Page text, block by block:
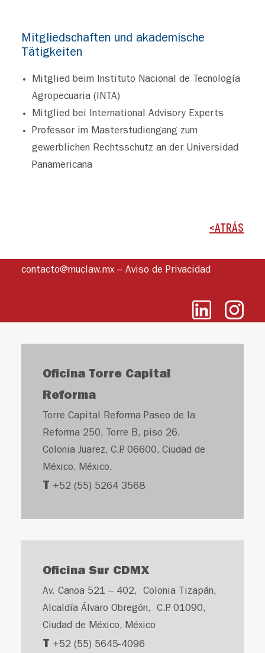
Mitgliedschaften und akademische
Tätigkeiten
Mitglied beim Instituto Nacional de Tecnología
Agropecuaria (INTA)
Mitglied bei International Advisory Experts
Professor im Masterstudiengang zum
gewerblichen Rechtsschutz an der Universidad
Panamericana
<ATRÁS
contacto@muclaw.mx– Aviso de Privacidad
Oficina Torre Capital
Reforma
Torre Capital Reforma Paseo de la
Reforma 250, Torre B, piso 26.
Colonia Juarez, C.P. 06600, Ciudad de
México, México.
T +52 (55) 5264 3568
Oficina Sur CDMX
Av. Canoa 521 – 402, Colonia Tizapán,
Alcaldía Álvaro Obregón, C.P. 01090,
Ciudad de México, México
T +52 (55) 5645-4096